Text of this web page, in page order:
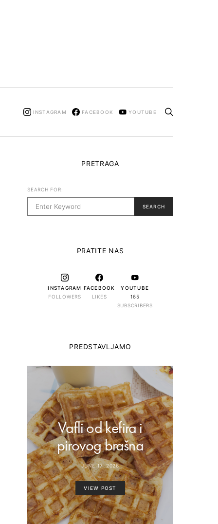
INSTAGRAM FACEBOOK YOUTUBE
PRETRAGA
SEARCH FOR:
SEARCH
PRATITE NAS
INSTAGRAM
FOLLOWERS
FACEBOOK
LIKES
YOUTUBE
165
SUBSCRIBERS
PREDSTAVLJAMO
Vafli od kefira i
pirovog brašna
JUNE 17, 2026
VIEW POST